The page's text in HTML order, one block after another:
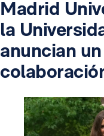
Madrid
la
anuncian